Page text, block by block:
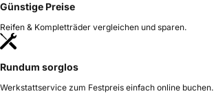
Günstige Preise
Reifen & Kompletträder vergleichen und sparen.
Rundum sorglos
Werkstattservice zum Festpreis einfach online buchen.